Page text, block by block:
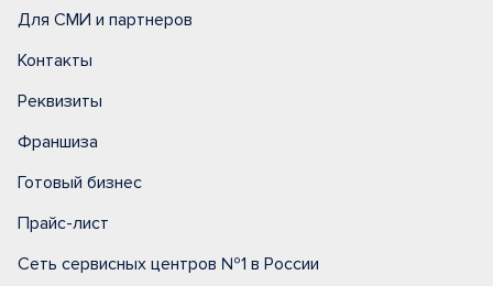
Для СМИ и партнеров
Контакты
Реквизиты
Франшиза
Готовый бизнес
Прайс-лист
Сеть сервисных центров №1 в России